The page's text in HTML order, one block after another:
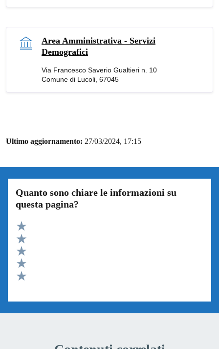
Area Amministrativa - Servizi
Demografici
Via Francesco Saverio Gualtieri n. 10
Comune di Lucoli, 67045
Ultimo aggiornamento: 27/03/2024, 17:15
Quanto sono chiare le informazioni su
questa pagina?
Valuta 5 stelle su 5
Valuta 4 stelle su 5
Valuta 3 stelle su 5
Valuta 2 stelle su 5